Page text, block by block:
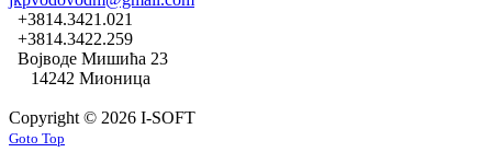
+3814.3421.021
+3814.3422.259
Војводе Мишића 23
14242 Мионица
Copyright © 2026 I-SOFT
Goto Top